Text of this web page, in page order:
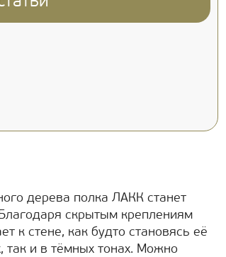
дерева полка ЛАКК станет
скрытым креплениям
к стене, как будто становясь её
так и в тёмных тонах. Можно